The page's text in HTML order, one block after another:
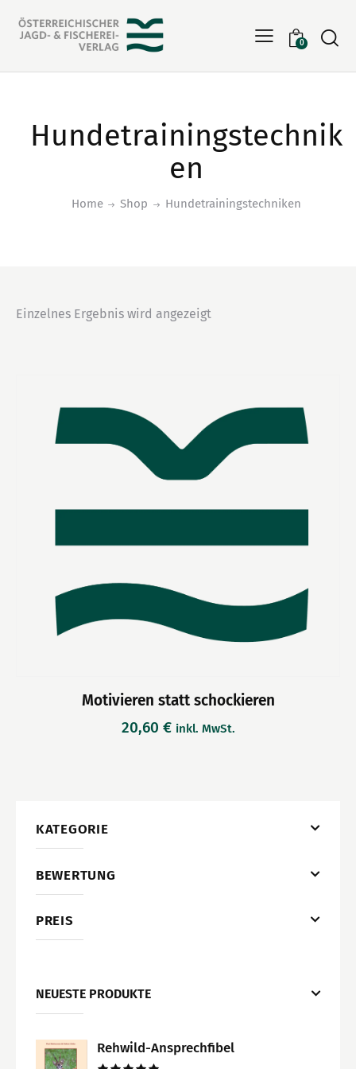
0
Hundetrainingstechnik
en
Home Shop Hundetrainingstechniken
Einzelnes Ergebnis wird angezeigt
Motivieren statt schockieren
20,60 € inkl. MwSt.
KATEGORIE
BEWERTUNG
PREIS
NEUESTE PRODUKTE
Rehwild-Ansprechfibel